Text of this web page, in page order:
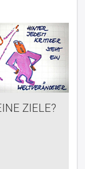
ZIELE?